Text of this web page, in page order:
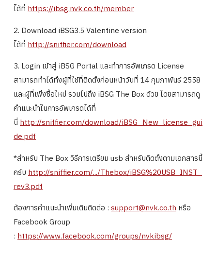
ได้ที่ https://ibsg.nvk.co.th/member
2. Download iBSG3.5 Valentine version
ได้ที่ http://sniffier.com/download
3. Login เข้าสู่ iBSG Portal และทำการอัพเกรด License
สามารถทำได้ทั้งผู้ที่ใช้ที่ติดตั้งก่อนหน้าวันที่ 14 กุมภาพันธ์ 2558
และผู้ที่เพิ่งซื้อใหม่ รวมไปถึง iBSG The Box ด้วย โดยสามารถดู
คำแนะนำในการอัพเกรดได้ที่
นี่ http://sniffier.com/download/iBSG_New_license_gui
de.pdf
*สำหรับ The Box วิธีการเตรียม usb สำหรับติดตั้งตามเอกสารนี้
ครับ http://sniffier.com/.../Thebox/iBSG%20USB_INST_
rev3.pdf
ต้องการคำแนะนำเพิ่มเติมติดต่อ : support@nvk.co.th หรือ
Facebook Group
: https://www.facebook.com/groups/nvkibsg/